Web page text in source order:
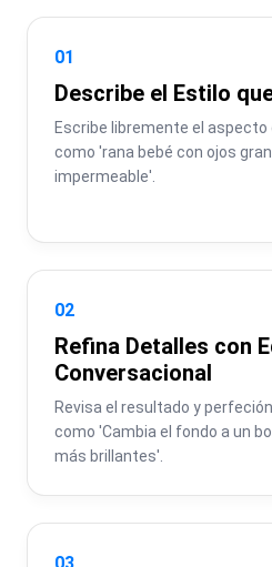
01
Describe el Estilo
Escribe libremente el aspecto
como 'rana bebé con ojos
impermeable'.
02
Refina Detalles con
Conversacional
Revisa el resultado y
como 'Cambia el fondo a un
más brillantes'.
03